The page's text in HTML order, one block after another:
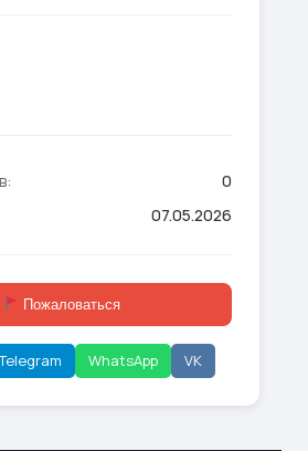
0
07.05.2026
Пожаловаться
Telegram WhatsApp VK